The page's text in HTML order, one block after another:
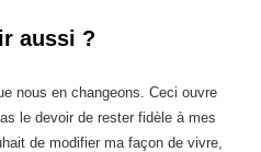
aussi ?
nous en changeons. Ceci ouvre
le devoir de rester fidèle à mes
de modifier ma façon de vivre,